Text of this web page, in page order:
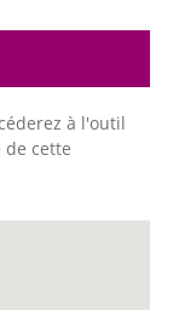
à l'outil
cette